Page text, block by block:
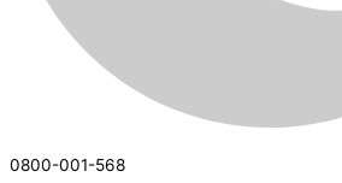
0800-001-568